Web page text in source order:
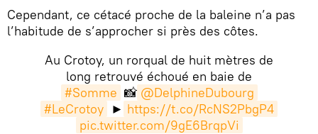
Cependant, ce cétacé proche de la baleine n’a pas
l’habitude de s’approcher si près des côtes.
Au Crotoy, un rorqual de huit mètres de
long retrouvé échoué en baie de
#Somme 📸 @DelphineDubourg
#LeCrotoy ► https://t.co/RcNS2PbgP4
pic.twitter.com/9gE6BrqpVi